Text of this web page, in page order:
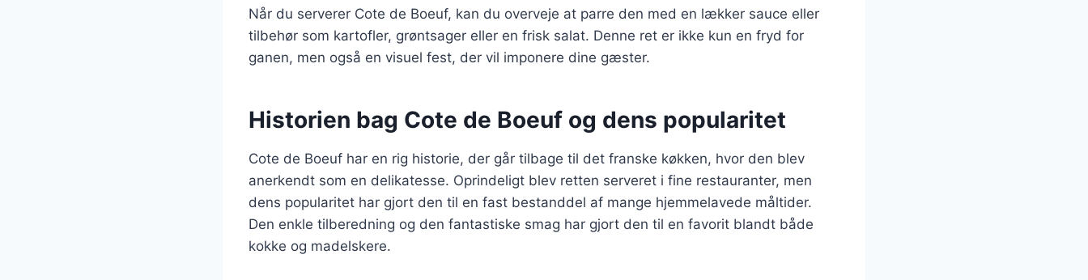
Når du serverer Cote de Boeuf, kan du overveje at parre den med en lækker sauce eller
tilbehør som kartofler, grøntsager eller en frisk salat. Denne ret er ikke kun en fryd for
ganen, men også en visuel fest, der vil imponere dine gæster.
Historien bag Cote de Boeuf og dens popularitet
Cote de Boeuf har en rig historie, der går tilbage til det franske køkken, hvor den blev
anerkendt som en delikatesse. Oprindeligt blev retten serveret i fine restauranter, men
dens popularitet har gjort den til en fast bestanddel af mange hjemmelavede måltider.
Den enkle tilberedning og den fantastiske smag har gjort den til en favorit blandt både
kokke og madelskere.